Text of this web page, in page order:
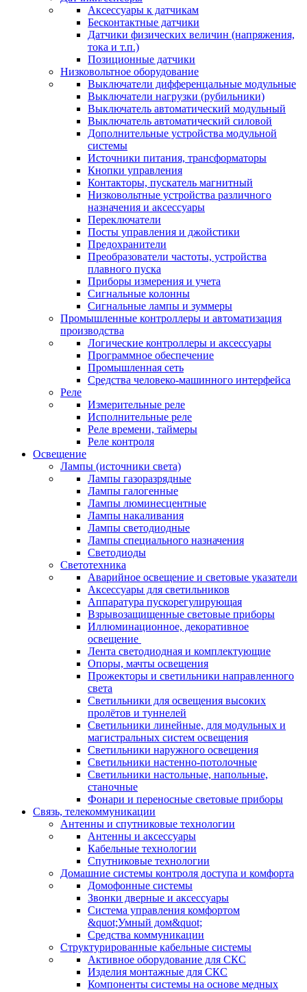
Аксессуары к датчикам
Бесконтактные датчики
Датчики физических величин (напряжения,
тока и т.п.)
Позиционные датчики
Низковольтное оборудование
Выключатели дифференцальные модульные
Выключатели нагрузки (рубильники)
Выключатель автоматический модульный
Выключатель автоматический силовой
Дополнительные устройства модульной
системы
Источники питания, трансформаторы
Кнопки управления
Контакторы, пускатель магнитный
Низковольтные устройства различного
назначения и аксессуары
Переключатели
Посты управления и джойстики
Предохранители
Преобразователи частоты, устройства
плавного пуска
Приборы измерения и учета
Сигнальные колонны
Сигнальные лампы и зуммеры
Промышленные контроллеры и автоматизация
производства
Логические контроллеры и аксессуары
Программное обеспечение
Промышленная сеть
Средства человеко-машинного интерфейса
Реле
Измерительные реле
Исполнительные реле
Реле времени, таймеры
Реле контроля
Освещение
Лампы (источники света)
Лампы газоразрядные
Лампы галогенные
Лампы люминесцентные
Лампы накаливания
Лампы светодиодные
Лампы специального назначения
Светодиоды
Светотехника
Аварийное освещение и световые указатели
Аксессуары для светильников
Аппаратура пускорегулирующая
Взрывозащищенные световые приборы
Иллюминационное, декоративное
освещение
Лента светодиодная и комплектующие
Опоры, мачты освещения
Прожекторы и светильники направленного
света
Светильники для освещения высоких
пролётов и туннелей
Светильники линейные, для модульных и
магистральных систем освещения
Светильники наружного освещения
Светильники настенно-потолочные
Светильники настольные, напольные,
станочные
Фонари и переносные световые приборы
Связь, телекоммуникации
Антенны и спутниковые технологии
Антенны и аксессуары
Кабельные технологии
Спутниковые технологии
Домашние системы контроля доступа и комфорта
Домофонные системы
Звонки дверные и аксессуары
Система управления комфортом
&quot;Умный дом&quot;
Средства коммуникации
Структурированные кабельные системы
Активное оборудование для СКС
Изделия монтажные для СКС
Компоненты системы на основе медных